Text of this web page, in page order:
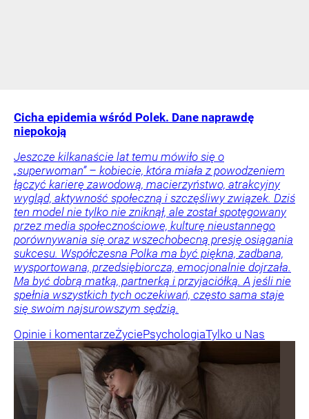
Cicha epidemia wśród Polek. Dane naprawdę
niepokoją
Jeszcze kilkanaście lat temu mówiło się o
„superwoman” – kobiecie, która miała z powodzeniem
łączyć karierę zawodową, macierzyństwo, atrakcyjny
wygląd, aktywność społeczną i szczęśliwy związek. Dziś
ten model nie tylko nie zniknął, ale został spotęgowany
przez media społecznościowe, kulturę nieustannego
porównywania się oraz wszechobecną presję osiągania
sukcesu. Współczesna Polka ma być piękna, zadbana,
wysportowana, przedsiębiorcza, emocjonalnie dojrzała.
Ma być dobrą matką, partnerką i przyjaciółką. A jeśli nie
spełnia wszystkich tych oczekiwań, często sama staje
się swoim najsurowszym sędzią.
Opinie i komentarzeŻyciePsychologiaTylko u Nas